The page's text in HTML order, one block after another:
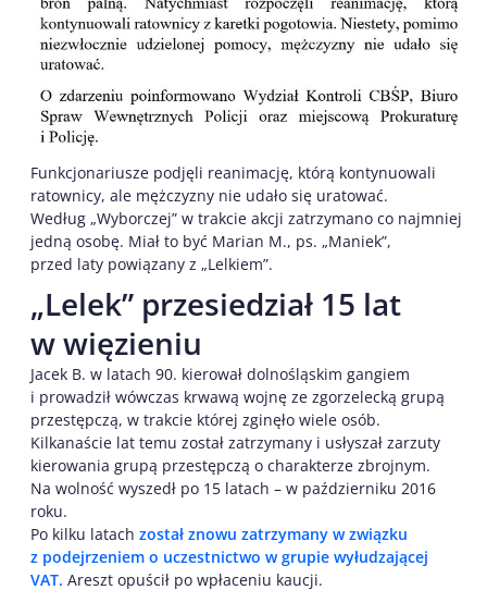
Funkcjonariusze podjęli reanimację, którą kontynuowali
ratownicy, ale mężczyzny nie udało się uratować.
Według „Wyborczej” w trakcie akcji zatrzymano co najmniej
jedną osobę. Miał to być Marian M., ps. „Maniek”,
przed laty powiązany z „Lelkiem”.
„Lelek” przesiedział 15 lat
w więzieniu
Jacek B. w latach 90. kierował dolnośląskim gangiem
i prowadził wówczas krwawą wojnę ze zgorzelecką grupą
przestępczą, w trakcie której zginęło wiele osób.
Kilkanaście lat temu został zatrzymany i usłyszał zarzuty
kierowania grupą przestępczą o charakterze zbrojnym.
Na wolność wyszedł po 15 latach – w październiku 2016
roku.
Po kilku latach został znowu zatrzymany w związku
z podejrzeniem o uczestnictwo w grupie wyłudzającej
VAT. Areszt opuścił po wpłaceniu kaucji.